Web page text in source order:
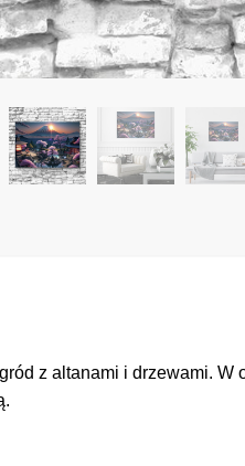
z altanami i drzewami. W